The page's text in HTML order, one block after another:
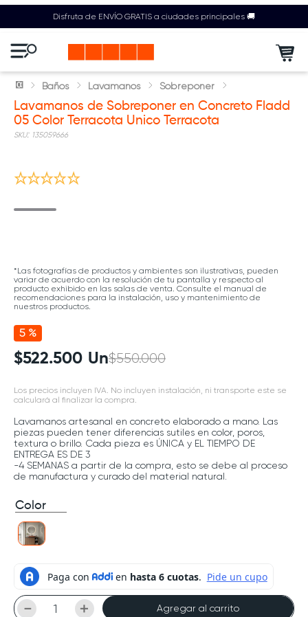
Disfruta de ENVÍO GRATIS a ciudades principales 🚚
Baños Lavamanos Sobreponer
Lavamanos de Sobreponer en Concreto Fladd
05 Color Terracota Unico Terracota
: 135059666
*Las fotografías de productos y ambientes son ilustrativas, pueden
variar de acuerdo con la resolución de tu pantalla y respecto al
producto exhibido en las salas de venta. Consulte el manual de
recomendaciones para la instalación, uso y mantenimiento de
nuestros productos.
5 %
$522.500 Un$550.000
Los precios incluyen IVA. No incluyen instalación, ni transporte este se
calculará al finalizar la compra.
Lavamanos artesanal en concreto elaborado a mano. Las
piezas pueden tener diferencias sutiles en color, poros,
textura o brillo. Cada pieza es ÚNICA y EL TIEMPO DE
ENTREGA ES DE 3
-4 SEMANAS a partir de la compra, esto se debe al proceso
de manufactura y curado del material natural.
Color
＋
－ Agregar al carrito